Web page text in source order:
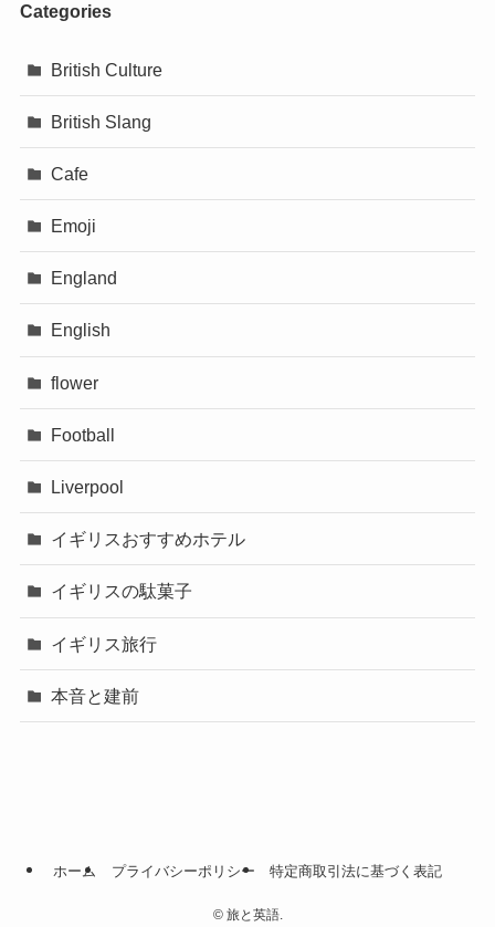
Categories
British Culture
British Slang
Cafe
Emoji
England
English
flower
Football
Liverpool
イギリスおすすめホテル
イギリスの駄菓子
イギリス旅行
本音と建前
ホーム プライバシーポリシー 特定商取引法に基づく表記
©旅と英語.